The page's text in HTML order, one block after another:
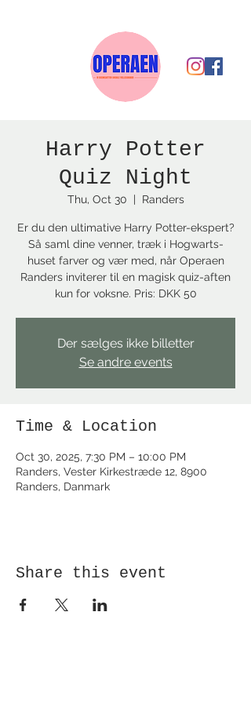
Harry Potter
Quiz Night
Thu, Oct 30
  |
Randers
Er du den ultimative Harry Potter-ekspert?
Så saml dine venner, træk i Hogwarts-
huset farver og vær med, når Operaen
Randers inviterer til en magisk quiz-aften
kun for voksne. Pris: DKK 50
Der sælges ikke billetter
Se andre events
Time & Location
Oct 30, 2025, 7:30 PM – 10:00 PM
Randers, Vester Kirkestræde 12, 8900
Randers, Danmark
Share this event